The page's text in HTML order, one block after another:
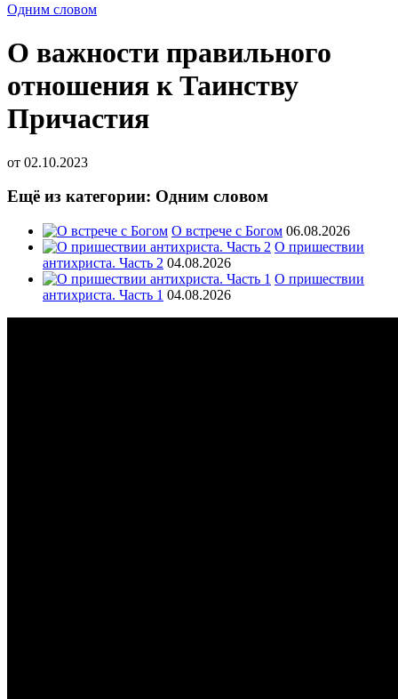
Одним словом
О важности правильного
отношения к Таинству
Причастия
от 02.10.2023
Ещё из категории: Одним словом
О встрече с Богом 06.08.2026
О пришествии
антихриста. Часть 2 04.08.2026
О пришествии
антихриста. Часть 1 04.08.2026